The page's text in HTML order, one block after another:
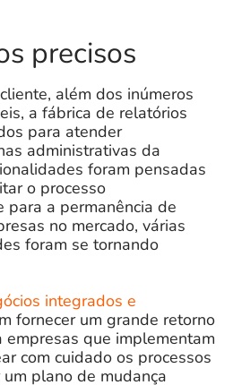
precisos
além dos inúmeros
a fábrica de relatórios
para atender
administrativas da
foram pensadas
o processo
para a permanência de
no mercado, várias
foram se tornando
integrados e
fornecer um grande retorno
que implementam
com cuidado os processos
plano de mudança